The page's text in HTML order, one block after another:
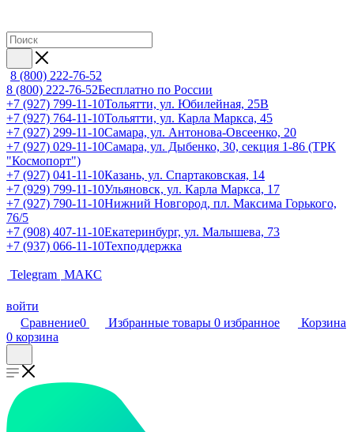
8 (800) 222-76-52
8 (800) 222-76-52Бесплатно по России
+7 (927) 799-11-10Тольятти, ул. Юбилейная, 25В
+7 (927) 764-11-10Тольятти, ул. Карла Маркса, 45
+7 (927) 299-11-10Самара, ул. Антонова-Овсеенко, 20
+7 (927) 029-11-10Самара, ул. Дыбенко, 30, секция 1-86 (ТРК
"Космопорт")
+7 (927) 041-11-10Казань, ул. Спартаковская, 14
+7 (929) 799-11-10Ульяновск, ул. Карла Маркса, 17
+7 (927) 790-11-10Нижний Новгород, пл. Максима Горького,
76/5
+7 (908) 407-11-10Екатеринбург, ул. Малышева, 73
+7 (937) 066-11-10Техподдержка
Telegram МАКС
войти
Сравнение0 Избранные товары 0 избранное
Корзина
0 корзина